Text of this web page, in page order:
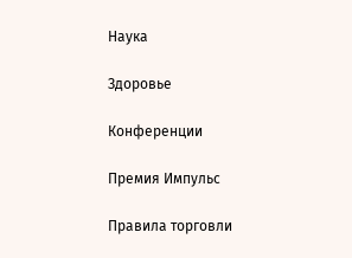
Наука
Здоровье
Конференции
Премия Импульс
Правила торговли